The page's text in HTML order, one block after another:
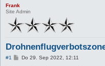
Frank
Site Admin
#1
BDo 29. Sep 2022, 12:11